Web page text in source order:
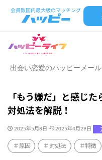
出会い恋愛のハッピーメール
「もう嫌だ」と感じ
対処法を解説！
2025年5月8日 2025年4月29日
原因 対処法 特徴